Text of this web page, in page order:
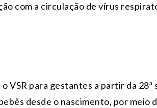
com a circulação de vírus
VSR para gestantes a partir da 28ª
desde o nascimento, por meio